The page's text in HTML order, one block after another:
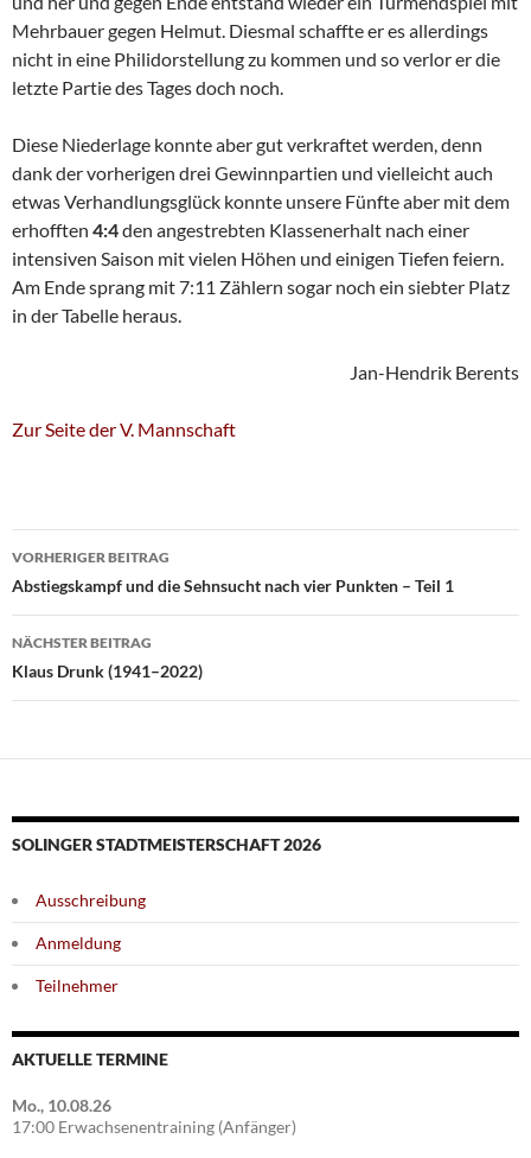
Mehrbauer gegen Helmut. Diesmal schaffte er es allerdings
nicht in eine Philidorstellung zu kommen und so verlor er die
letzte Partie des Tages doch noch.
Diese Niederlage konnte aber gut verkraftet werden, denn
dank der vorherigen drei Gewinnpartien und vielleicht auch
etwas Verhandlungsglück konnte unsere Fünfte aber mit dem
erhofften 4:4den angestrebten Klassenerhalt nach einer
intensiven Saison mit vielen Höhen und einigen Tiefen feiern.
Am Ende sprang mit 7:11 Zählern sogar noch ein siebter Platz
in der Tabelle heraus.
Jan-Hendrik Berents
Zur Seite der V. Mannschaft
Beitragsnavigation
VORHERIGER BEITRAG
Abstiegskampf und die Sehnsucht nach vier Punkten – Teil 1
NÄCHSTER BEITRAG
Klaus Drunk (1941–2022)
SOLINGER STADTMEISTERSCHAFT 2026
Ausschreibung
Anmeldung
Teilnehmer
AKTUELLE TERMINE
Mo., 10.08.26
17:00 Erwachsenentraining (Anfänger)